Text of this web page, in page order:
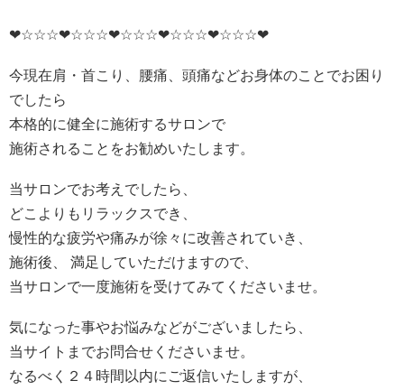
❤☆☆☆❤☆☆☆❤☆☆☆❤☆☆☆❤☆☆☆❤
今現在肩・首こり、腰痛、頭痛などお身体のことでお困り
でしたら
本格的に健全に施術するサロンで
施術されることをお勧めいたします。
当サロンでお考えでしたら、
どこよりもリラックスでき、
慢性的な疲労や痛みが徐々に改善されていき、
施術後、 満足していただけますので、
当サロンで一度施術を受けてみてくださいませ。
気になった事やお悩みなどがございましたら、
当サイトまでお問合せくださいませ。
なるべく２４時間以内にご返信いたしますが、